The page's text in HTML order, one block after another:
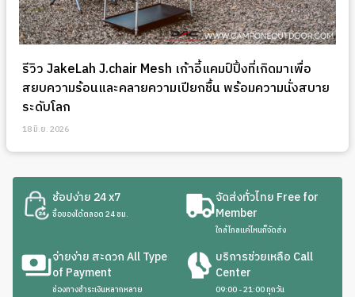
รีวิว JakeLah J.chair Mesh เก้าอี้แคมป์ปิ้งที่เกิดมาเพื่อ
สยบความร้อนและคลายความเปียกชื้น พร้อมความนั่งสบาย
ระดับโลก
18 มิ.ย. 2026
ช้อปง่าย 24 x7
ซื้อของได้ตลอด 24 ชม.
จัดส่งทั่วไทย Free for
Member
ใกล้ไกลแค่ไหนก็จัดส่ง
จ่ายง่าย สะดวก All Type
of Payment
ช่องทางชำระเงินหลากหลาย
บริการช่วยเหลือ Call
Center
09:00 - 21:00 ทุกวัน